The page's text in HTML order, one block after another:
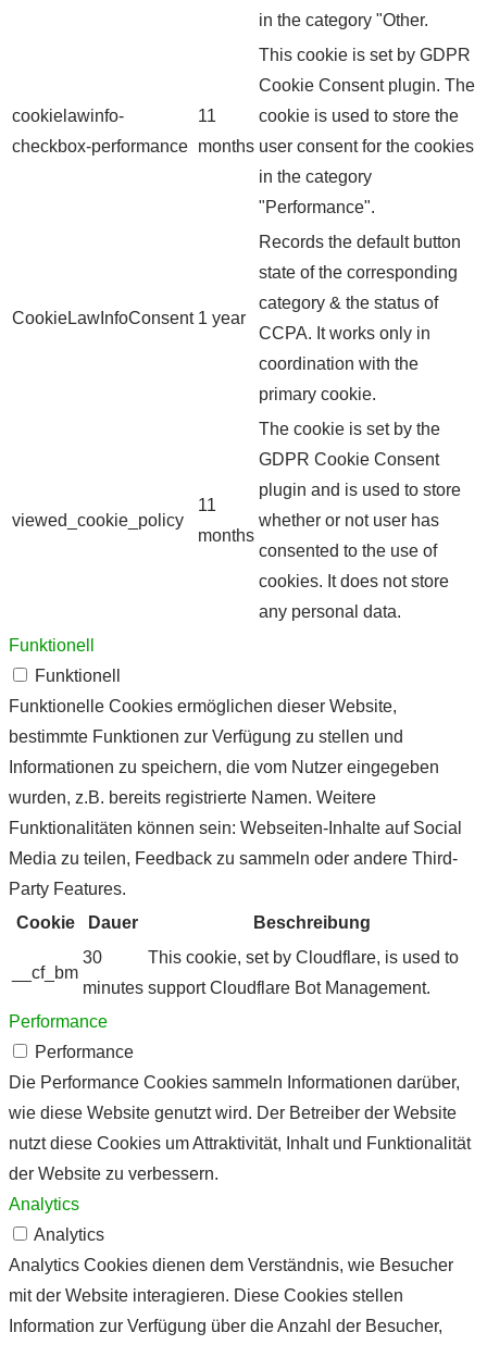
in the category "Other.
cookielawinfo-
checkbox-performance
11
months
This cookie is set by GDPR
Cookie Consent plugin. The
cookie is used to store the
user consent for the cookies
in the category
"Performance".
CookieLawInfoConsent 1 year
Records the default button
state of the corresponding
category & the status of
CCPA. It works only in
coordination with the
primary cookie.
viewed_cookie_policy
11
months
The cookie is set by the
GDPR Cookie Consent
plugin and is used to store
whether or not user has
consented to the use of
cookies. It does not store
any personal data.
Funktionell
Funktionell
Funktionelle Cookies ermöglichen dieser Website,
bestimmte Funktionen zur Verfügung zu stellen und
Informationen zu speichern, die vom Nutzer eingegeben
wurden, z.B. bereits registrierte Namen. Weitere
Funktionalitäten können sein: Webseiten-Inhalte auf Social
Media zu teilen, Feedback zu sammeln oder andere Third-
Party Features.
Cookie
Dauer Beschreibung
__cf_bm
30
minutes
This cookie, set by Cloudflare, is used to
support Cloudflare Bot Management.
Performance
Performance
Die Performance Cookies sammeln Informationen darüber,
wie diese Website genutzt wird. Der Betreiber der Website
nutzt diese Cookies um Attraktivität, Inhalt und Funktionalität
der Website zu verbessern.
Analytics
Analytics
Analytics Cookies dienen dem Verständnis, wie Besucher
mit der Website interagieren. Diese Cookies stellen
Information zur Verfügung über die Anzahl der Besucher,